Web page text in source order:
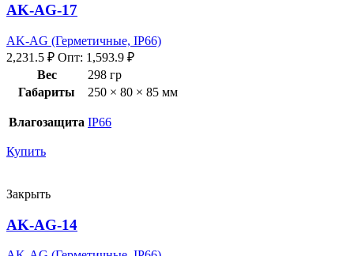
AK-AG-17
AK-AG (Герметичные, IP66)
2,231.5 ₽ Опт: 1,593.9 ₽
Вес
298 гр
Габариты
250 × 80 × 85 мм
Влагозащита IP66
Купить
Закрыть
AK-AG-14